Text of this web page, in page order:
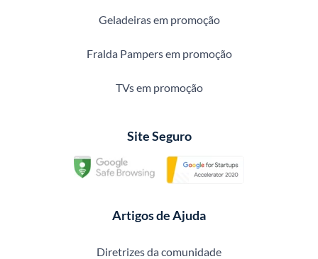
Geladeiras em promoção
Fralda Pampers em promoção
TVs em promoção
Site Seguro
Artigos de Ajuda
Diretrizes da comunidade